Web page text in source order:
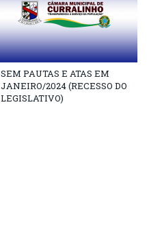
SEM PAUTAS E ATAS EM
JANEIRO/2024 (RECESSO DO
LEGISLATIVO)